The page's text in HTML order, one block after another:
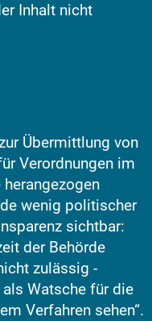
Inhalt nicht
Übermittlung von
Verordnungen im
wenig politischer
sichtbar:
der Behörde
zulässig -
Watsche für die
Verfahren sehen“.